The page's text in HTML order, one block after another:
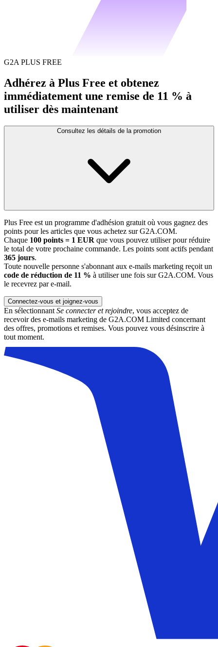
G2A PLUS FREE
Adhérez à Plus Free et obtenez
immédiatement une remise de 11 % à
utiliser dès maintenant
Consultez les détails de la promotion
Plus Free est un programme d'adhésion gratuit où vous gagnez des
points pour les articles que vous achetez sur G2A.COM.
Chaque 100 points = 1 EUR que vous pouvez utiliser pour réduire
le total de votre prochaine commande. Les points sont actifs pendant
365 jours.
Toute nouvelle personne s'abonnant aux e-mails marketing reçoit un
code de réduction de 11 % à utiliser une fois sur G2A.COM. Vous
le recevrez par e-mail.
Connectez-vous et joignez-vous
En sélectionnant Se connecter et rejoindre, vous acceptez de
recevoir des e-mails marketing de G2A.COM Limited concernant
des offres, promotions et remises. Vous pouvez vous désinscrire à
tout moment.